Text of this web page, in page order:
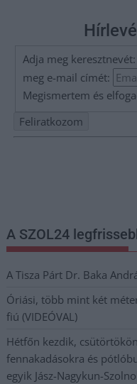
Adja meg keresztnevét:
meg e-mail címét:
Megismertem és
A SZOL24
A Tisza Párt Dr. Baka
Óriási, több mint két
fiú (VIDEÓVAL)
Hétfőn kezdik,
fennakadásokra és
egyik Jász-Nagykun-